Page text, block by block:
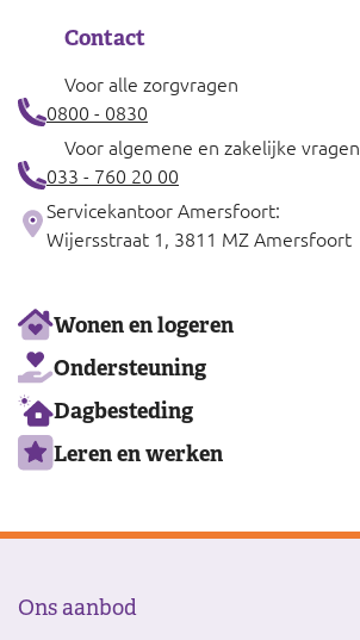
Contact
Voor alle zorgvragen
0800 - 0830
Voor algemene en zakelijke vragen
033 - 760 20 00
Servicekantoor Amersfoort:
Wijersstraat 1, 3811 MZ Amersfoort
Ons
aanbod
Wonen en logeren
Ondersteuning
Dagbesteding
Leren en werken
Ons aanbod